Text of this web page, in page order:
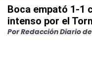
Boca empató 1-1
intenso por el
PorRedacción Diario